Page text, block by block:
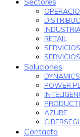
RETAIL
Soluciones
POWER
AZURE
Contacto